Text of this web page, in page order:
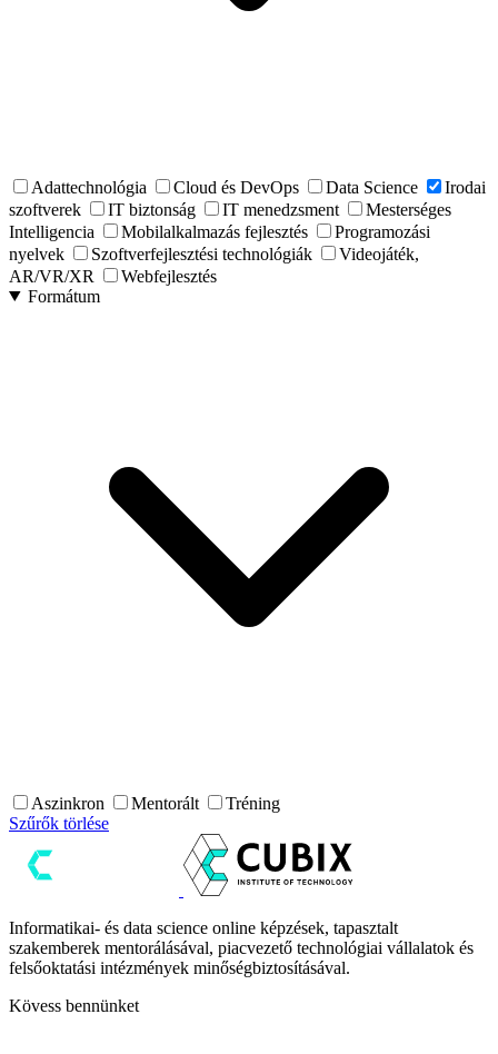
Adattechnológia Cloud és DevOps Data Science
Irodai
szoftverek
IT biztonság IT menedzsment
Mesterséges
Intelligencia
Mobilalkalmazás fejlesztés
Programozási
nyelvek
Szoftverfejlesztési technológiák
Videojáték,
AR/VR/XR
Webfejlesztés
Formátum
Aszinkron Mentorált
Tréning
Szűrők törlése
Informatikai- és data science online képzések, tapasztalt
szakemberek mentorálásával, piacvezető technológiai vállalatok és
felsőoktatási intézmények minőségbiztosításával.
Kövess bennünket